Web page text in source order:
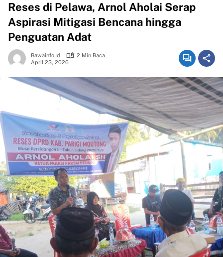
Reses di Pelawa, Arnol Aholai Serap
Aspirasi Mitigasi Bencana hingga
Penguatan Adat
Bawainfo.id
2 Min Baca
April 23, 2026